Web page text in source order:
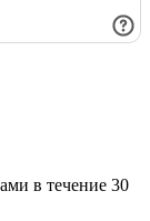
в течение 30